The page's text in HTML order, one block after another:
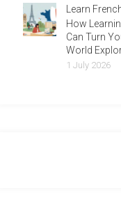
Learn
How
Can Turn
World
1 July 2026